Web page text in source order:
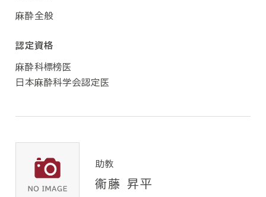
麻酔全般
認定資格
麻酔科標榜医
日本麻酔科学会認定医
助教
衞藤 昇平